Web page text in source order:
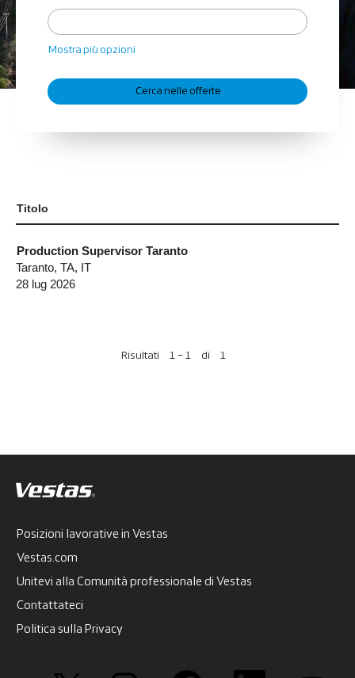
Mostra più opzioni
Titolo
Production Supervisor Taranto
Taranto, TA, IT
28 lug 2026
Risultati 1 – 1 di 1
Posizioni lavorative in Vestas
Vestas.com
Unitevi alla Comunità professionale di Vestas
Contattateci
Politica sulla Privacy
S